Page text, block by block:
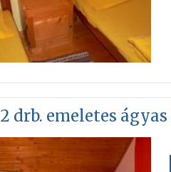
2 drb. emeletes ágyas